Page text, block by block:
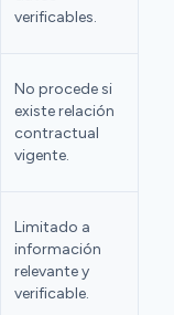
verificables.
No procede si
existe relación
contractual
vigente.
Limitado a
información
relevante y
verificable.